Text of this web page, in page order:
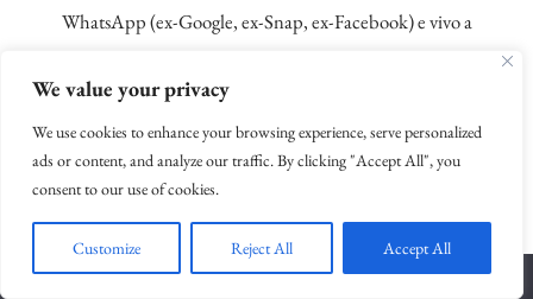
We value your privacy
We use cookies to enhance your browsing experience, serve personalized
ads or content, and analyze our traffic. By clicking "Accept All", you
consent to our use of cookies.
Customize Reject All Accept All
WhatsApp (ex-Google, ex-Snap, ex-Facebook) e vivo a
ho scritto il libro "Basket: I Feel This Game", prefazione del
Baso. Ho giocato a calcetto con Pippen e Poz, ho segnato su
assist di Manu Ginobili, ho parlato in italiano con Kobe in
diretta in una radio americana e mi e' stato chiesto un